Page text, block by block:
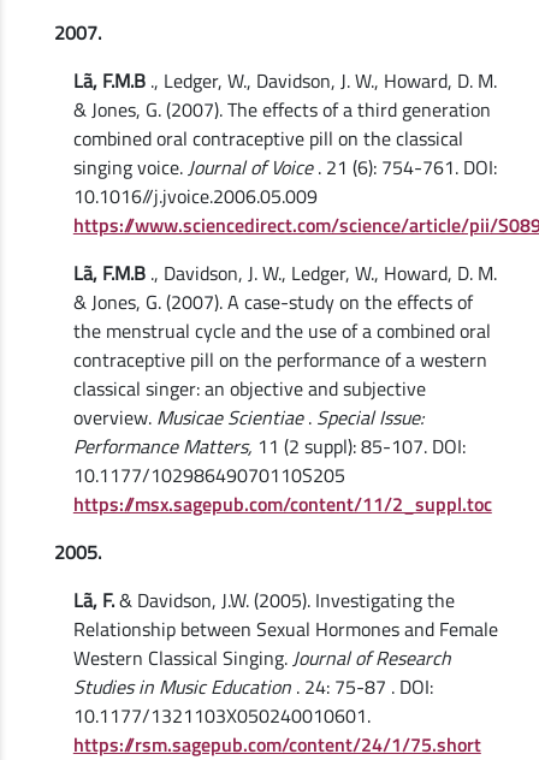
2007.
Lã, F.M.B ., Ledger, W., Davidson, J. W., Howard, D. M.
& Jones, G. (2007). The effects of a third generation
combined oral contraceptive pill on the classical
singing voice. Journal of Voice. 21 (6): 754-761. DOI:
10.1016//j.jvoice.2006.05.009
https://www.sciencedirect.com/science/article/pii/
Lã, F.M.B ., Davidson, J. W., Ledger, W., Howard, D. M.
& Jones, G. (2007). A case-study on the effects of
the menstrual cycle and the use of a combined oral
contraceptive pill on the performance of a western
classical singer: an objective and subjective
overview. Musicae Scientiae. Special Issue:
Performance Matters, 11 (2 suppl): 85-107. DOI:
10.1177/10298649070110S205
https://msx.sagepub.com/content/11/2_suppl.toc
2005.
Lã, F.& Davidson, J.W. (2005). Investigating the
Relationship between Sexual Hormones and Female
Western Classical Singing. Journal of Research
Studies in Music Education . 24: 75-87 . DOI:
10.1177/1321103X050240010601.
https://rsm.sagepub.com/content/24/1/75.short